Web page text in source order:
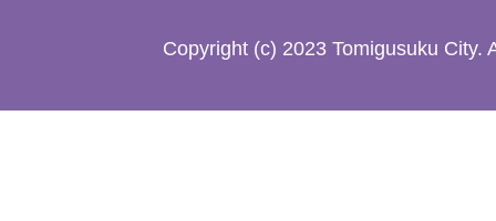
Copyright (c) 2023 Tomigusuku City.